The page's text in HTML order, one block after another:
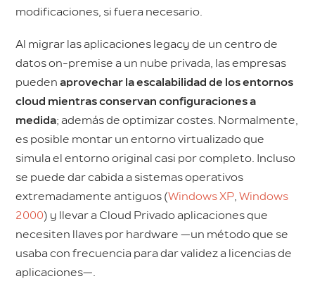
modificaciones, si fuera necesario.
Al migrar las aplicaciones legacy de un centro de
datos on-premise a un nube privada, las empresas
puedenaprovechar la escalabilidad de los entornos
cloud mientras conservan configuraciones a
medida; además de optimizar costes. Normalmente,
es posible montar un entorno virtualizado que
simula el entorno original casi por completo. Incluso
se puede dar cabida a sistemas operativos
extremadamente antiguos (Windows XP,Windows
2000) y llevar a Cloud Privado aplicaciones que
necesiten llaves por hardware —un método que se
usaba con frecuencia para dar validez a licencias de
aplicaciones—.